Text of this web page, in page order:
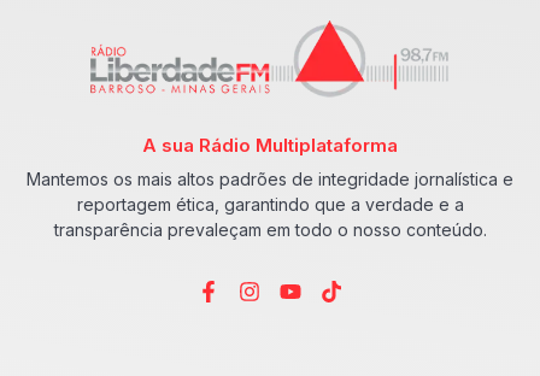
A sua Rádio Multiplataforma
Mantemos os mais altos padrões de integridade jornalística e
reportagem ética, garantindo que a verdade e a
transparência prevaleçam em todo o nosso conteúdo.